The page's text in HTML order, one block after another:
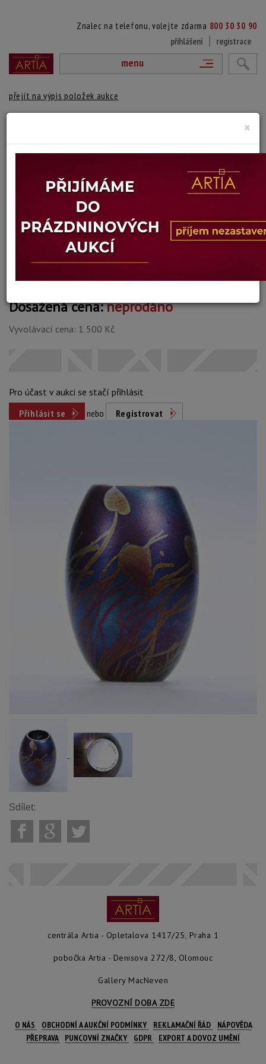
Znalec na telefonu, volejte zdarma 800 30 30 90
přihlášení
registrace
menu
přejít na výpis položek aukce
Autor:John Ditchfield
Pod vyrytým podpisem J Ditchfield Glasform 2048
Výška: 10,5 cm, hloubka: 7 cm
Stav: dobrý
15.07.2026 20:19 SELČ
Dosažená cena:neprodáno
Vyvolávací cena: 1 500 Kč
Pro účast v aukci se stačí přihlásit
Přihlásit se
nebo Registrovat
Sdílet:
centrála Artia - Opletalova 1417/25, Praha 1
pobočka Artia - Denisova 272/8, Olomouc
Gallery MacNeven
PROVOZNÍ DOBA ZDE
O NÁS OBCHODNÍ A AUKČNÍ PODMÍNKY REKLAMAČNÍ ŘÁD
NÁPOVĚDA
PŘEPRAVA
PUNCOVNÍ ZNAČKY GDPR EXPORT A DOVOZ UMĚNÍ
×